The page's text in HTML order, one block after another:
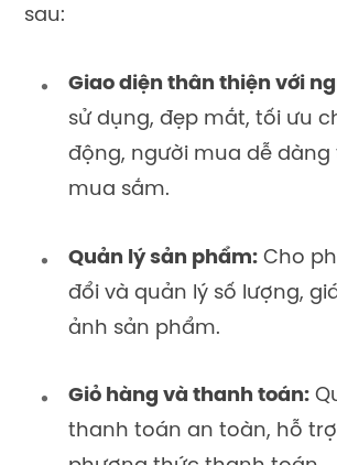
sau:
Giao diện thân thiện với
sử dụng, đẹp mắt, tối ưu
động, người mua dễ dàng
mua sắm.
Quản lý sản phẩm: Cho
đổi và quản lý số lượng,
ảnh sản phẩm.
Giỏ hàng và thanh toán:
thanh toán an toàn, hỗ